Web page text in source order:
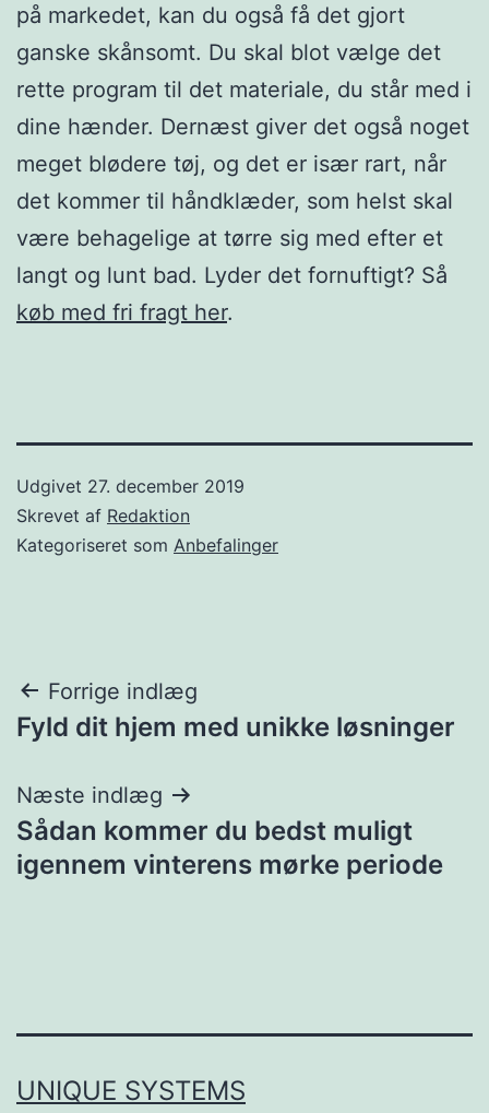
på markedet, kan du også få det gjort
ganske skånsomt. Du skal blot vælge det
rette program til det materiale, du står med i
dine hænder. Dernæst giver det også noget
meget blødere tøj, og det er især rart, når
det kommer til håndklæder, som helst skal
være behagelige at tørre sig med efter et
langt og lunt bad. Lyder det fornuftigt? Så
køb med fri fragt her.
Udgivet 27. december 2019
Skrevet af Redaktion
Kategoriseret som Anbefalinger
Indlægsnavigation
Forrige indlæg
Fyld dit hjem med unikke løsninger
Næste indlæg
Sådan kommer du bedst muligt
igennem vinterens mørke periode
UNIQUE SYSTEMS